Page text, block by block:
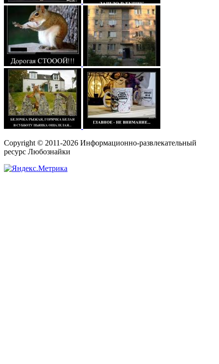
Copyright © 2011-2026 Информационно-развлекательный
ресурс Любознайки